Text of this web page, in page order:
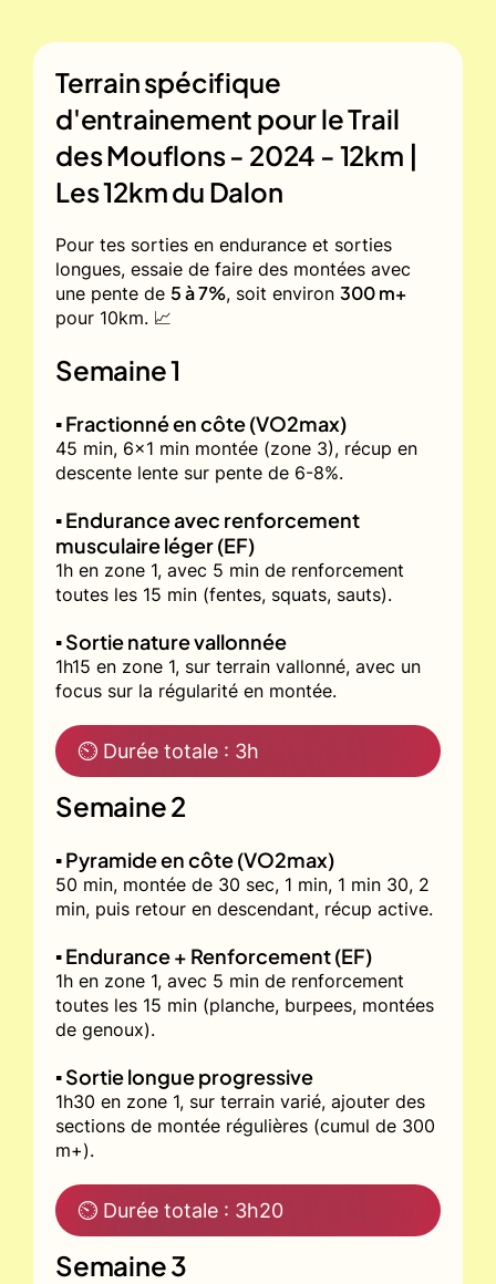
Terrain spécifique
d'entrainement pour leTrail
des Mouflons - 2024 - 12km |
Les 12km du Dalon
Pour tes sorties en endurance et sorties
longues, essaie de faire des montées avec
une pente de 5 à 7%, soit environ 300 m+
pour 10km. 📈
Semaine 1
▪️ Fractionné en côte (VO2max)
45 min, 6x1 min montée (zone 3), récup en
descente lente sur pente de 6-8%.
▪️ Endurance avec renforcement
musculaire léger (EF)
1h en zone 1, avec 5 min de renforcement
toutes les 15 min (fentes, squats, sauts).
▪️ Sortie nature vallonnée
1h15 en zone 1, sur terrain vallonné, avec un
focus sur la régularité en montée.
⏲ Durée totale : 3h
Semaine 2
▪️ Pyramide en côte (VO2max)
50 min, montée de 30 sec, 1 min, 1 min 30, 2
min, puis retour en descendant, récup active.
▪️ Endurance + Renforcement (EF)
1h en zone 1, avec 5 min de renforcement
toutes les 15 min (planche, burpees, montées
de genoux).
▪️ Sortie longue progressive
1h30 en zone 1, sur terrain varié, ajouter des
sections de montée régulières (cumul de 300
m+).
⏲ Durée totale : 3h20
Semaine 3